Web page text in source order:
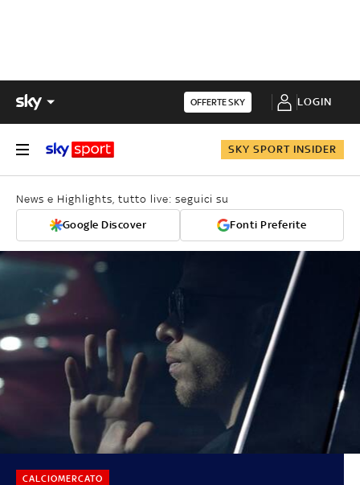
OFFERTE SKY LOGIN
SKY SPORT INSIDER
News e Highlights, tutto live: seguici su
Google Discover Fonti Preferite
CALCIOMERCATO